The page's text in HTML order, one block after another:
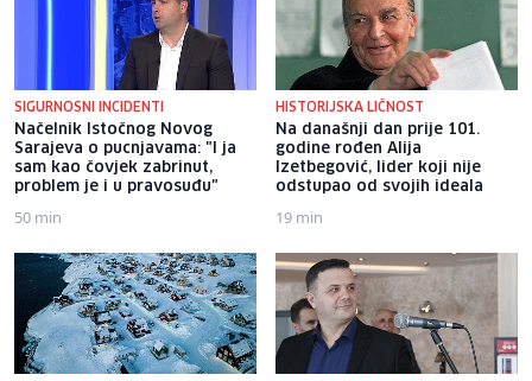
SIGURNOSNI INCIDENTI
Načelnik Istočnog Novog
Sarajeva o pucnjavama: "I ja
sam kao čovjek zabrinut,
problem je i u pravosuđu"
50 min
HISTORIJSKA LIČNOST
Na današnji dan prije 101.
godine rođen Alija
Izetbegović, lider koji nije
odstupao od svojih ideala
19 min